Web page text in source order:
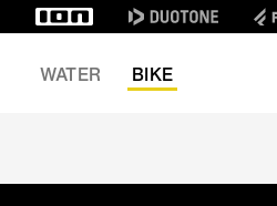
WATER
BIKE